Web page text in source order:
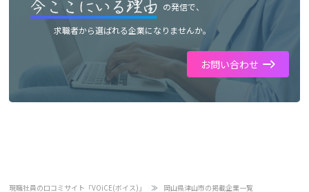
の発信で、
求職者から選ばれる企業になりませんか。
お問い合わせ
現職社員の口コミサイト「VOiCE(ボイス)」 岡山県津山市の掲載企業一覧